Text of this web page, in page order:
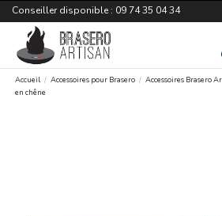
Conseiller disponible : 09 74 35 04 34
Accueil Accessoires pour Brasero Accessoires Brasero
en chêne